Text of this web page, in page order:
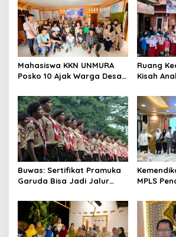
Mahasiswa KKN UNMURA
Posko 10 Ajak Warga Desa
Digital
Ruang
Kisah
Lewat
Buwas: Sertifikat Pramuka
Garuda Bisa Jadi Jalur
dan Perguruan Tinggi
MPLS